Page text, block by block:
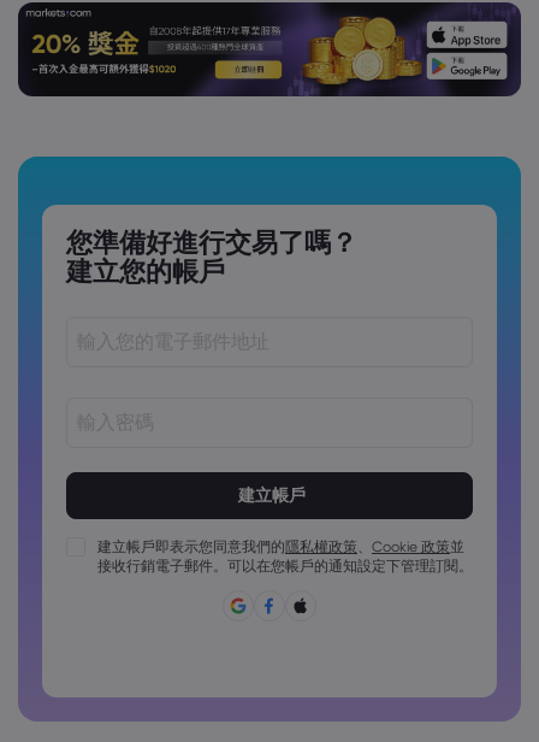
您準備好進行交易了嗎？
建立您的帳戶
密碼長度必須介於 8 到 15 個字元之間
密碼必須包含至少 1 個大寫字元
密碼必須包含至少 1 個小寫字元
密碼必須包含 ~!@#£%^&*()_-+=:;&lt;&gt;{,[]?,.
建立帳戶即表示您同意我們的隱私權政策、 Cookie 政策並
接收行銷電子郵件。可以在您帳戶的通知設定下管理訂閱。